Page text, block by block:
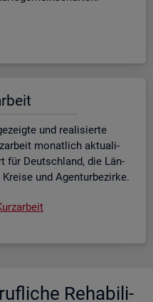
und rea­li­sier­te
mo­nat­lich ak­tua­li­
für Deutsch­land, die Län­
Krei­se und Agen­tur­be­zir­ke.
Re­ha­bi­li­